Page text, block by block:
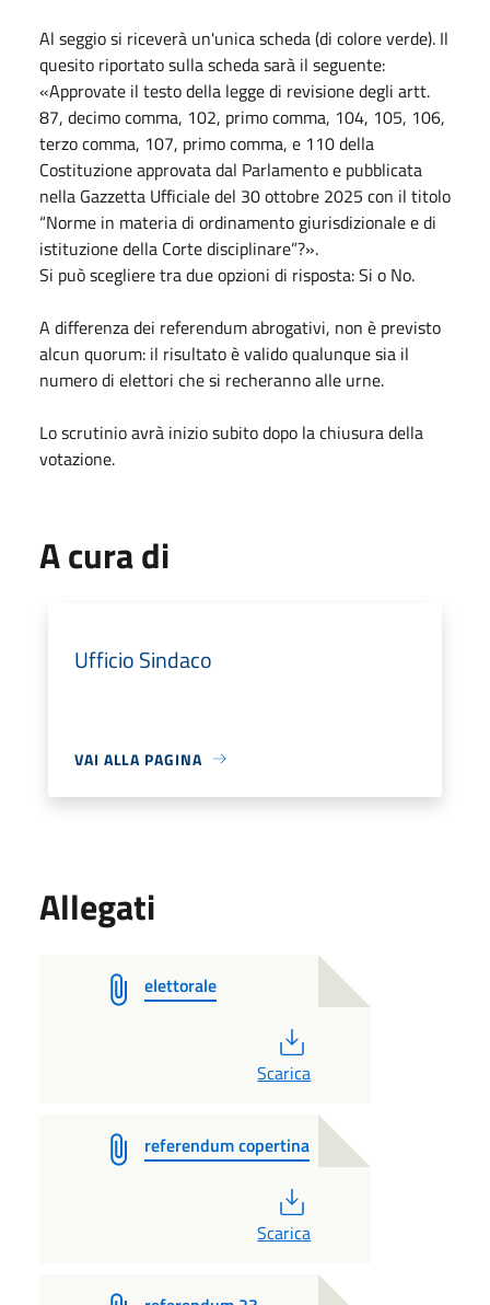
Al seggio si riceverà un'unica scheda (di colore verde). Il
quesito riportato sulla scheda sarà il seguente:
«Approvate il testo della legge di revisione degli artt.
87, decimo comma, 102, primo comma, 104, 105, 106,
terzo comma, 107, primo comma, e 110 della
Costituzione approvata dal Parlamento e pubblicata
nella Gazzetta Ufficiale del 30 ottobre 2025 con il titolo
“Norme in materia di ordinamento giurisdizionale e di
istituzione della Corte disciplinare”?».
Si può scegliere tra due opzioni di risposta: Si o No.
A differenza dei referendum abrogativi, non è previsto
alcun quorum: il risultato è valido qualunque sia il
numero di elettori che si recheranno alle urne.
Lo scrutinio avrà inizio subito dopo la chiusura della
votazione.
A cura di
Ufficio Sindaco
VAI ALLA PAGINA
Allegati
elettorale
Scarica
referendum copertina
Scarica